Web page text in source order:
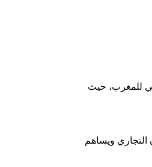
للمغرب، حيث
التجاري ويساهم